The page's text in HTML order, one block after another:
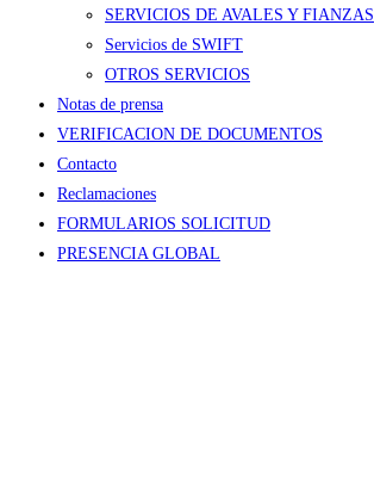
SERVICIOS DE AVALES Y FIANZAS
Servicios de SWIFT
OTROS SERVICIOS
Notas de prensa
VERIFICACION DE DOCUMENTOS
Contacto
Reclamaciones
FORMULARIOS SOLICITUD
PRESENCIA GLOBAL